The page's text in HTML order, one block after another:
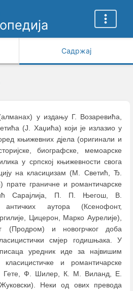
Садржај
у издању Г. Возаревића,
(Ј. Хаџића) који је излазио у
књижевних дјела (оригинали и
биографске, мемоарске
у српској књижевности свога
на класицизам (М. Светић, Ђ.
граничне и романтичарске
Сарајлија, П. П. Његош, В.
аутора (Ксенофонт,
Цицерон, Марко Аурелије),
(Продром) и новогрчког доба
смјер годишњака. У
уредник иде за највишим
класицистичке и романтичарске
Гете, Ф. Шилер, К. М. Виланд, Е.
Неки од ових превода